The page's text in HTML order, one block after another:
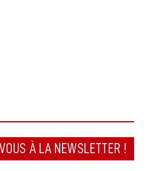
À LA NEWSLETTER !